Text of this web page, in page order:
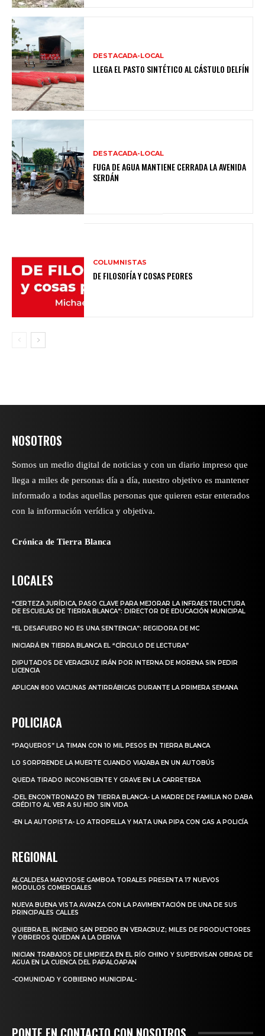
DESTACADA-LOCAL
LLEGA EL PASTO SINTÉTICO AL CÁSTULO DELFÍN
DESTACADA-LOCAL
FUGA DE AGUA MANTIENE CERRADA LA AVENIDA
SERDÁN
COLUMNISTAS
DE FILOSOFÍA Y COSAS PEORES
NOSOTROS
Somos un medio digital de noticias y con un diario impreso que
llega a miles de personas día a día, nuestro objetivo es mantener
informado a todas aquellas personas que quieren estar enterados
con la información verídica y objetiva.
Crónica de Tierra Blanca
LOCALES
“CERTEZA JURÍDICA, PASO CLAVE PARA MEJORAR LA INFRAESTRUCTURA
DE ESCUELAS DE TIERRA BLANCA”: DIRECTOR DE EDUCACIÓN MUNICIPAL
“EL DESAFUERO NO ES UNA SENTENCIA”: REGIDORA DE MC
INICIARÁ EN TIERRA BLANCA EL “CÍRCULO DE LECTURA”
DIPUTADOS DE VERACRUZ IRÁN POR INTERNA DE MORENA SIN PEDIR
LICENCIA
APLICAN 800 VACUNAS ANTIRRÁBICAS DURANTE LA PRIMERA SEMANA
POLICIACA
“PAQUEROS” LA TIMAN CON 10 MIL PESOS EN TIERRA BLANCA
LO SORPRENDE LA MUERTE CUANDO VIAJABA EN UN AUTOBÚS
QUEDA TIRADO INCONSCIENTE Y GRAVE EN LA CARRETERA
-DEL ENCONTRONAZO EN TIERRA BLANCA- LA MADRE DE FAMILIA NO DABA
CRÉDITO AL VER A SU HIJO SIN VIDA
-EN LA AUTOPISTA- LO ATROPELLA Y MATA UNA PIPA CON GAS A POLICÍA
REGIONAL
ALCALDESA MARYJOSE GAMBOA TORALES PRESENTA 17 NUEVOS
MÓDULOS COMERCIALES
NUEVA BUENA VISTA AVANZA CON LA PAVIMENTACIÓN DE UNA DE SUS
PRINCIPALES CALLES
QUIEBRA EL INGENIO SAN PEDRO EN VERACRUZ; MILES DE PRODUCTORES
Y OBREROS QUEDAN A LA DERIVA
INICIAN TRABAJOS DE LIMPIEZA EN EL RÍO CHINO Y SUPERVISAN OBRAS DE
AGUA EN LA CUENCA DEL PAPALOAPAN
-COMUNIDAD Y GOBIERNO MUNICIPAL-